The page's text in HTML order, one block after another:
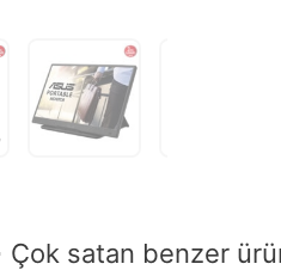
Çok satan benzer